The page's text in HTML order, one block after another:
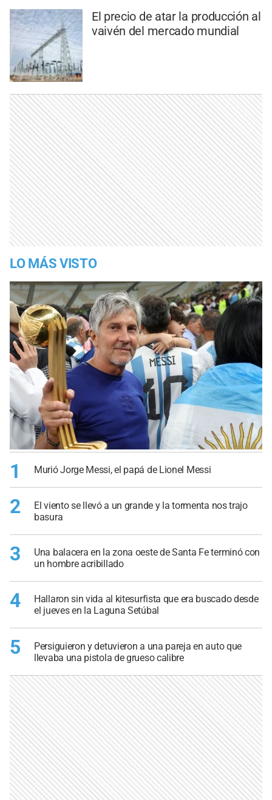
El precio de atar la producción al
vaivén del mercado mundial
LO MÁS VISTO
1 Murió Jorge Messi, el papá de Lionel Messi
2
El viento se llevó a un grande y la tormenta nos trajo
basura
3
Una balacera en la zona oeste de Santa Fe terminó con
un hombre acribillado
4
Hallaron sin vida al kitesurfista que era buscado desde
el jueves en la Laguna Setúbal
5
Persiguieron y detuvieron a una pareja en auto que
llevaba una pistola de grueso calibre